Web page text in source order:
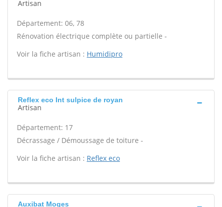
Artisan
Département: 06, 78
Rénovation électrique complète ou partielle -
Voir la fiche artisan : Humidipro
Reflex eco Int sulpice de royan
Artisan
Département: 17
Décrassage / Démoussage de toiture -
Voir la fiche artisan : Reflex eco
Auxibat Moges